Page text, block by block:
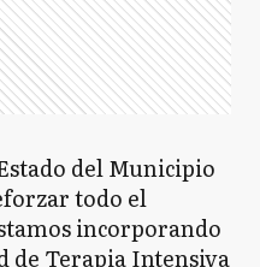
del Municipio
todo el
incorporando
de Terapia Intensiva